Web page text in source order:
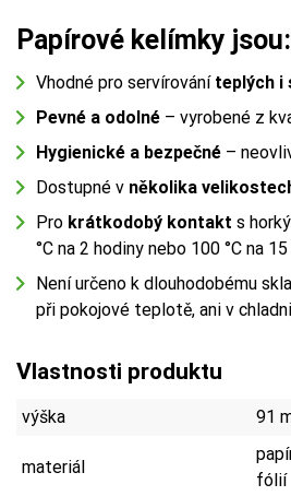
Papírové kelímky jsou:
Vhodné pro servírování teplých i
Pevné a odolné – vyrobené z
Hygienické a bezpečné –
Dostupné v několika
Pro krátkodobý kontakt s
°C na 2 hodiny nebo 100 °C na
Není určeno k dlouhodobému
při pokojové teplotě, ani v
Vlastnosti produktu
výška 91
materiál
fólií